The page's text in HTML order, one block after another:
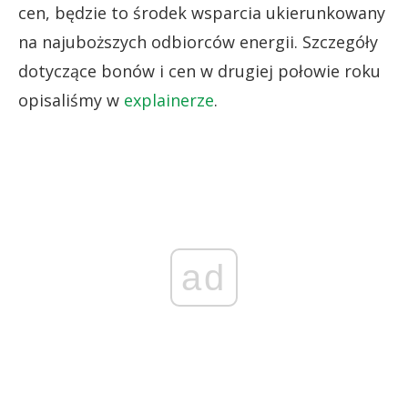
cen, będzie to środek wsparcia ukierunkowany
na najuboższych odbiorców energii. Szczegóły
dotyczące bonów i cen w drugiej połowie roku
opisaliśmy w explainerze.
ad